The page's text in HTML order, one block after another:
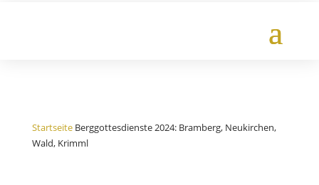
Startseite Berggottesdienste 2024: Bramberg, Neukirchen,
Wald, Krimml